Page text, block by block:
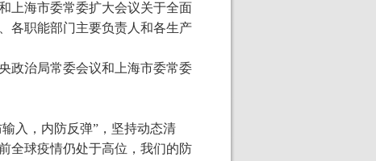
上海市委常委扩大会议关于全面
各职能部门主要负责人和各生产
政治局常委会议和上海市委常委
入，内防反弹”，坚持动态清
全球疫情仍处于高位，我们的防